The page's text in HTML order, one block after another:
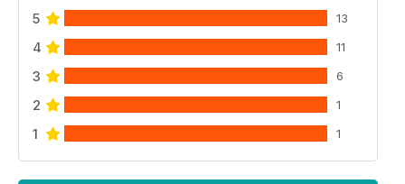
and gives it a scale makeover by fitting
a Bell 222 fuselage from FunKey out of
Hong Kong
5 13
4 11
3 6
2 1
1 1